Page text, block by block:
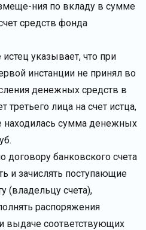
ния по вкладу в сумме
средств фонда
указывает, что при
инстанции не принял во
денежных средств в
третьего лица на счет истца,
находилась сумма денежных
договору банковского счета
и зачислять поступающие
(владельцу счета),
распоряжения
выдаче соответствующих